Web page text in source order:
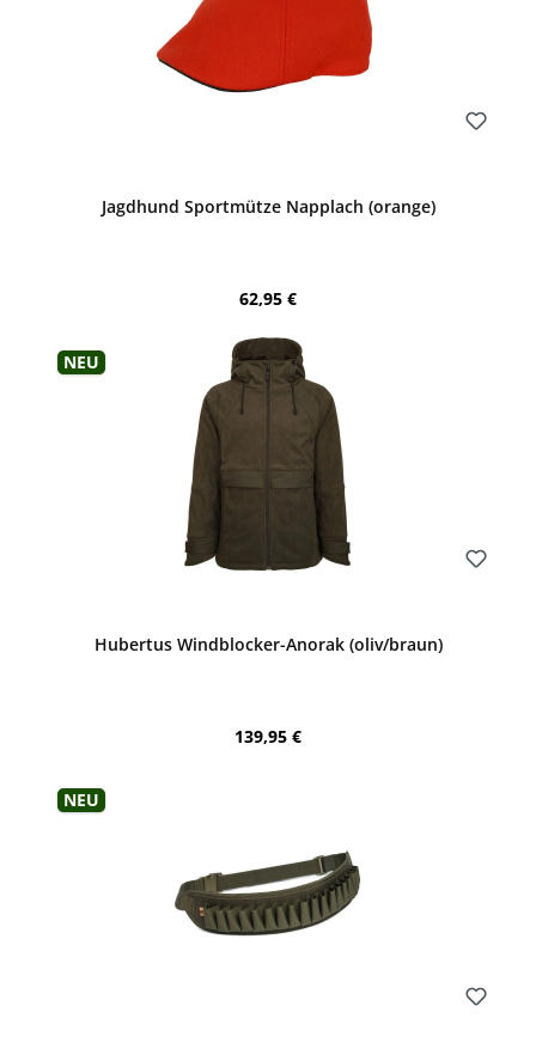
Jagdhund Sportmütze Napplach (orange)
Regulärer Preis:
62,95 €
Neu
Hubertus Windblocker-Anorak (oliv/braun)
Regulärer Preis:
139,95 €
Neu